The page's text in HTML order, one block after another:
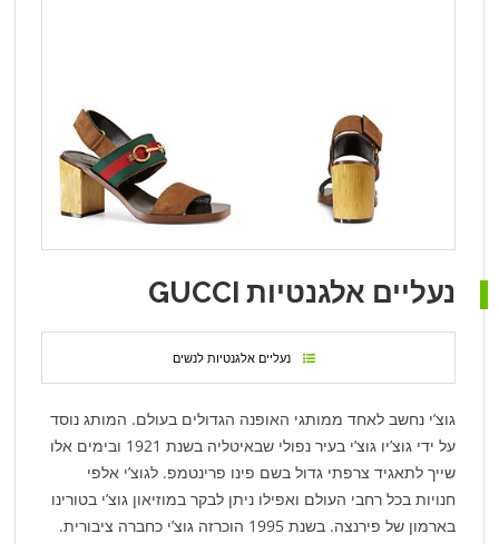
נעליים אלגנטיות GUCCI
נעליים אלגנטיות לנשים
גוצ’י נחשב לאחד ממותגי האופנה הגדולים בעולם. המותג נוסד
על ידי גוצ’יו גוצ’י בעיר נפולי שבאיטליה בשנת 1921 ובימים אלו
שייך לתאגיד צרפתי גדול בשם פינו פרינטמפ. לגוצ’י אלפי
חנויות בכל רחבי העולם ואפילו ניתן לבקר במוזיאון גוצ’י בטורינו
בארמון של פירנצה. בשנת 1995 הוכרזה גוצ’י כחברה ציבורית.